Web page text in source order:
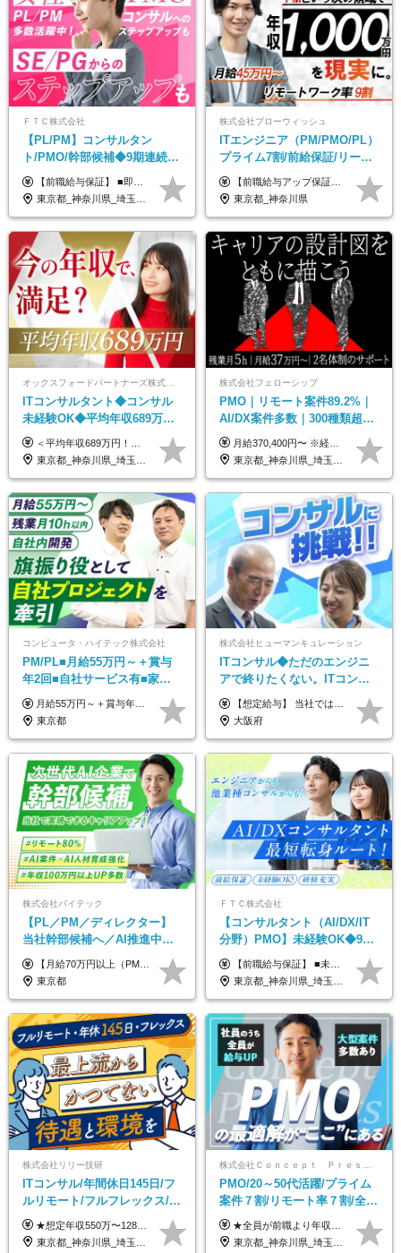
ＦＴＣ株式会社
【PL/PM】コンサルタン
ト/PMO/幹部候補◆9期連続大
幅増益！10期目の成長＋安定
性【前給保証】
【前職給与保証】 ■即戦力（経験目安5年以上）： 月給45万円～80万円 ■経験者（経験目安3年以上）： 月給40万円～60万円 ■ローキャリア（経験目安1年程度）： 月給35万円～40万円 ■未経験者： 月給30万円～35万円 ※上記金額には固定残業代30時間分 【未経験者5万5000円～7万3000円、 ローキャリア6万4000円～7万3000円、 経験者5万8000円～10万9000円、 即戦力8万2000円～14万5000円】を含みます。 ※30時間を超える場合は追加で全額支給します。 ※経験・能力・前職給与などを総合的に評価したうえでご納得いただけるよう個別決定。 未経験者の場合、前職給与とポテンシャルを査定のうえ決定いたします。 ※日本国内でのIT業界経験、または同等の実務経験と能力に応じて決定します。 ※前職給与は日本円かつ、日本国内での実績に基づき評価します。 【納得の評価システム】 ★クォーター毎に査定する評価制度導入！ 明確な評価基準で翌年度年収を上げましょう！ ★評価対象期間に在籍中のほとんどの社員が昇給し 年収アップを実現しています！ ★様々なインセンティブ制度を用意し多角的に正当評価しています！ ※試用期間6カ月（期間中の待遇等に差異なし）
東京都_神奈川県_埼玉県_千葉県
株式会社ブローウィッシュ
ITエンジニア（PM/PMO/PL）
プライム7割/前給保証/リーダ
ー経験不問/30、40代活躍中/
リモート9割
【前職給与アップ保証あり！ゆくゆくは年収800万以上も可能】 月給45万円～＋インセンティブ ※経験や適性を考慮の上、相談し決定します ※上記には固定残業代（20時間分/4万円～）が含まれます ※20時間を超過した場合は別途全額支給します ※試用期間（3ヶ月間）あり。給与・待遇に差異はございません それはより高度な案件にアサイン＆ 還元率が平均より高めのため、 これまでの給与から大幅にアップする人もいます。
東京都_神奈川県
オックスフォードパートナーズ株式会社
ITコンサルタント◆コンサル
未経験OK◆平均年収689万円
◆業界屈指の営業力でサポー
ト◆フルリモート可
＜平均年収689万円！！＞ ☆前給保証以上☆案件待機期間も給与保証あり☆ 月給40万円～150万円（固定残業代含む） ※経験や能力を考慮し決定します ※試用期間6ヶ月あり。条件や待遇に差異はありません ※上記には固定残業代（30時間分／7万6000円～）が含まれています。 ※超過分は時間外手当を別途支給。 【実際の給与例】 野原さん（35歳）※前職年収480万円 （Java／C#エンジニア ⇒ 業務系システム開発 ⇒ 要件定義・業務分析 ⇒ ITコンサル案件へ参画） ▼620万円（入社初年度） ・Web系業務システム開発（Java、C#） ・ 顧客折衝や開発チームとの調整 ・ 既存システムの改修・機能追加案件に従事 ▼780万円（入社2年目） ・ 金融機関向け業務系システムの要件定義・設計補助 ・ 開発チームと連携した業務分析・課題整理 ・小規模PMO支援案件への参画 ▼1,090万円（入社3年目） ・ 大手企業向けIT戦略・業務改革プロジェクトに参画 ・コンサルタントとして要件定義・業務改善提案・ベンダー調整を担当 ・ PMO／部分的PM業務も兼務し、上流工程での裁量を拡大
東京都_神奈川県_埼玉県_千葉県_大阪府_愛知県_北海道_青森県_岩手県_宮城県_秋田県_山形県_福島県_茨城県_栃木県_群馬県_新潟県_山梨県_長野県_富山県_石川県_福井県_静岡県_岐阜県_三重県_兵庫県_京都府_滋賀県_奈良県_和歌山県_広島県_岡山県_鳥取県_島根県_山口県_徳島県_香川県_愛媛県_高知県_福岡県_熊本県_佐賀県_長崎県_大分県_宮崎県_鹿児島県_沖縄県
株式会社フェローシップ
PMO｜リモート案件89.2%｜
AI/DX案件多数｜300種類超の
資格取得支援有｜月給37万円
～
月給370,400円〜 ※経験やスキルを考慮し、決定いたします ※上記金額には固定残業代（30時間分/70,400円～）を含みます。超過分は別途全額支給いたします ※試用期間6カ月あり（期間中の給与・待遇に差異はありません） ★想定年収4,444,800円～ ★50万円～300万円の年収UP事例があります！
東京都_神奈川県_埼玉県_千葉県
コンピュータ・ハイテック株式会社
PM/PL■月給55万円～＋賞与
年2回■自社サービス有■家族
手当有■残業月10h
月給55万円～＋賞与年2回＋決算賞与＋残業代全額支給＋各手当 ※月給の金額は経験やスキルを考慮して、決定します ※残業代は別途全額支給します ※試用期間6ヶ月（期間中の給与・待遇に差異はありません） ★7期連続決算賞与支給中！
東京都
株式会社ヒューマンキュレーション
ITコンサル◆ただのエンジニ
アで終りたくない。ITコンサ
ル・PMに挑戦出来る！成長中
の次世代IT企業
【想定給与】 当社では、すべてのプロジェクトで受注単価を完全開示。 給与はその単価に連動し、還元率は80％以上を保証しています。 経験・スキル・貢献度に応じて報酬を正当に評価し、前職年収の保証も行っています。 ■正社員 月給35万円以上＋賞与年2回（みなし残業20h分含む） ◇試用期間は3ヶ月（期間中の待遇に変更なし） ◇みなし残業は案件先によって異なります。詳細は面談にてご説明致します。 ※経験・スキルを考慮し優遇 年収例： ・29歳女性／年収700万円（開発→上流転向） ・38歳男性／年収1,100万円（PMO・マネジメント） ・47歳男性／年収1,300万円（ITコンサル・高裁量案件）
大阪府
株式会社バイテック
【PL／PM／ディレクター】
当社幹部候補へ／AI推進中！
目指せるAI人材／年収800万円
以上可／リモート80％
【月給70万円以上（PM）／想定年収840万円以上】 ★詳しくは下記をご参照ください！ ■SE/PL/テスト計画以降などの上流フェーズ 月給53万円以上 ※想定年収636万円以上 ■PM/ディレクター（管理職・幹部候補） 月給70万円以上 ※想定年収840万円以上 ※単価の変動により給与も随時更新（完全単価連動型） ※育成枠については個人の経験・能力を考慮し決定 ※超過勤務については別途残業手当を支給 【固定残業代について】 なし（残業代は、実際の労働時間に応じて別途全額支給）
東京都
ＦＴＣ株式会社
【コンサルタント（AI/DX/IT
分野）PMO】未経験OK◆9期
連続大幅増益！AI企業へ進化
中◆ポジション多数
【前職給与保証】 ■未経験者： 月給30万円～35万円 ■ローキャリア（経験目安1年程度）： 月給35万円～40万円 ■経験者（経験目安3年以上）： 月給40万円～60万円 ■即戦力（経験目安5年以上）： 月給45万円～80万円 ※上記金額には固定残業代30時間分 【未経験者5万5000円～7万3000円、 ローキャリア6万4000円～7万3000円、 経験者5万8000円～10万9000円、 即戦力8万2000円～14万5000円】を含みます。 ※30時間を超える場合は追加で全額支給します。 ※経験・能力・前職給与などを総合的に評価したうえでご納得いただけるよう個別決定。 未経験者の場合、前職給与とポテンシャルを査定のうえ決定いたします。 ※日本国内でのIT業界経験、または同等の実務経験と能力に応じて決定します。 ※前職給与は日本円かつ、日本国内での実績に基づき評価します。 【納得の評価システム】 ★クォーター毎に査定する評価制度導入！ 明確な評価基準で翌年度年収を上げましょう！ ★評価対象期間に在籍中のほとんどの社員が昇給し 年収アップを実現しています！ ★様々なインセンティブ制度を用意し多角的に正当評価しています！ ※試用期間6カ月（期間中の待遇等に差異なし）
東京都_神奈川県_埼玉県_千葉県
株式会社リリー技研
ITコンサル/年間休日145日/フ
ルリモート/フルフレックス/残
業基本なし/全国からの応募
OK/特別休暇あり
★想定年収550万〜1289万円 ■契約社員 月給45.8万〜71.6万円 ★想定年収688万〜1611万円 ■正社員 月給57.3万〜89.5万円 ※給与は経験・スキルを考慮の上、決定します。 ※試用期間3ヶ月（その間の給与・待遇に差異はありません）期間は短縮の可能性あり ※残業代は別途全額支給します 【★評価について★】 弊社では、1〜7の7段階からなる等級制を導入しています。 【★昇給の仕組み★】 等級が1段階上がるごとに、基本給の25％に相当する額が昇給されます。 評価は年2回実施されるため、年に2回の昇給チャンスがあります。 頑張りが正当に評価される、透明性の高い制度です。
東京都_神奈川県_埼玉県_千葉県_大阪府_愛知県_北海道_青森県_岩手県_宮城県_秋田県_山形県_福島県_茨城県_栃木県_群馬県_新潟県_山梨県_長野県_富山県_石川県_福井県_静岡県_岐阜県_三重県_兵庫県_京都府_滋賀県_奈良県_和歌山県_広島県_岡山県_鳥取県_島根県_山口県_徳島県_香川県_愛媛県_高知県_福岡県_熊本県_佐賀県_長崎県_大分県_宮崎県_鹿児島県_沖縄県
PMO/20～50代活躍/プライム
案件７割/リモート率７割/全員
前職より年収UP/有給取得率
100%
★全員が前職より年収UPを実現！ ★前職給与より120％アップ実績あり ★前職給与を最大限に考慮 ★入社4年目で年収800万円の社員も在籍！ 年俸420万円～960万円（1/12を毎月支給）＋インセンティブ＋各種手当 ※経験・スキルを考慮の上、決定します ※試用期間6ヶ月あり（期間中の給与、待遇に差異はありません） ※上記金額には固定残業代(月20時間／月5.6万円)を含みます ※超過分は別途全額支給します
東京都_神奈川県_埼玉県_千葉県